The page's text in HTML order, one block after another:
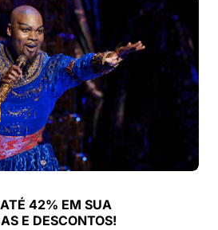
42% EM SUA
E DESCONTOS!